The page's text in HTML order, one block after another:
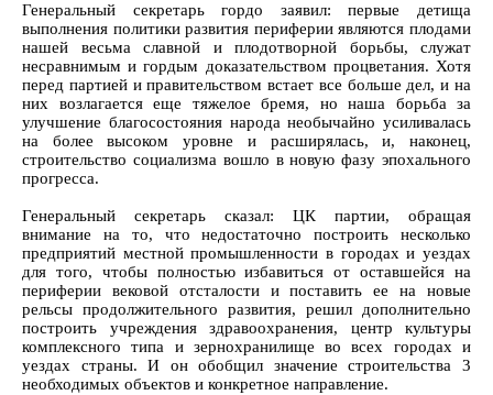
Генеральный секретарь гордо заявил: первые детища
выполнения политики развития периферии являются плодами
нашей весьма славной и плодотворной борьбы, служат
несравнимым и гордым доказательством процветания. Хотя
перед партией и правительством встает все больше дел, и на
них возлагается еще тяжелое бремя, но наша борьба за
улучшение благосостояния народа необычайно усиливалась
на более высоком уровне и расширялась, и, наконец,
строительство социализма вошло в новую фазу эпохального
прогресса.
Генеральный секретарь сказал: ЦК партии, обращая
внимание на то, что недостаточно построить несколько
предприятий местной промышленности в городах и уездах
для того, чтобы полностью избавиться от оставшейся на
периферии вековой отсталости и поставить ее на новые
рельсы продолжительного развития, решил дополнительно
построить учреждения здравоохранения, центр культуры
комплексного типа и зернохранилище во всех городах и
уездах страны. И он обобщил значение строительства 3
необходимых объектов и конкретное направление.